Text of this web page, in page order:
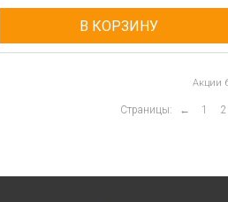
В КОРЗИНУ
Акции
Страницы: ← 1 2